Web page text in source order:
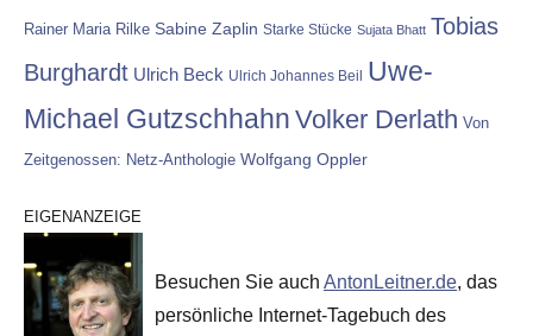
Rainer Maria Rilke Sabine Zaplin Starke Stücke Sujata Bhatt Tobias
Burghardt Ulrich Beck Ulrich Johannes Beil Uwe-
Michael Gutzschhahn Volker Derlath Von
Zeitgenossen: Netz-Anthologie Wolfgang Oppler
EIGENANZEIGE
Besuchen Sie auch AntonLeitner.de, das
persönliche Internet-Tagebuch des